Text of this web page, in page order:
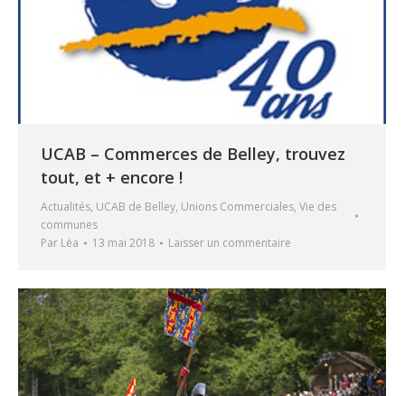
UCAB – Commerces de Belley, trouvez
tout, et + encore !
Actualités, UCAB de Belley, Unions Commerciales, Vie des
communes
Par Léa 13 mai 2018 Laisser un commentaire